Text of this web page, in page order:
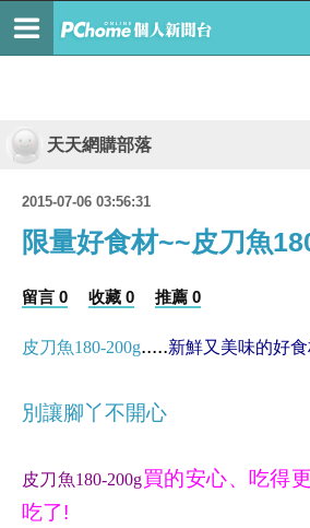
天天網購部落
2015-07-06 03:56:31
限量好食材~~皮刀魚
留言 0 收藏 0 推薦 0
皮刀魚180-200g.....新鮮又美味的好食
別讓腳丫不開心
皮刀魚180-200g買的安心、吃得
吃了!